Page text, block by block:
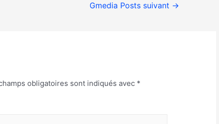
Gmedia Posts suivant →
obligatoires sont indiqués avec *